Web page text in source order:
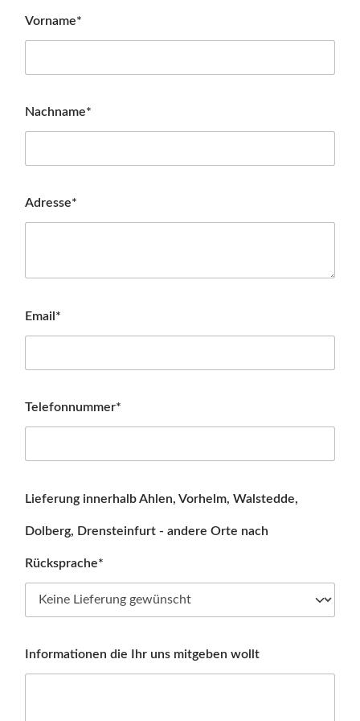
Vorname*
Nachname*
Adresse*
Email*
Telefonnummer*
Lieferung innerhalb Ahlen, Vorhelm, Walstedde,
Dolberg, Drensteinfurt - andere Orte nach
Rücksprache*
Informationen die Ihr uns mitgeben wollt